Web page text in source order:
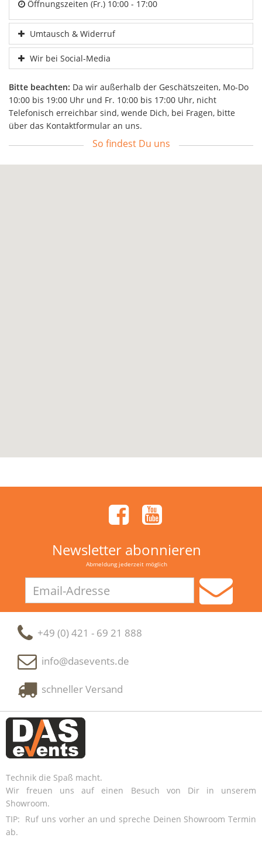
Öffnungszeiten (Fr.) 10:00 - 17:00
Umtausch & Widerruf
Wir bei Social-Media
Bitte beachten: Da wir außerhalb der Geschätszeiten, Mo-Do
10:00 bis 19:00 Uhr und Fr. 10:00 bis 17:00 Uhr, nicht
Telefonisch erreichbar sind, wende Dich, bei Fragen, bitte
über das Kontaktformular an uns.
So findest Du uns
Newsletter abonnieren
Abmeldung jederzeit möglich
Adresse
+49 (0) 421 - 69 21 888
info@dasevents.de
schneller Versand
Technik die Spaß macht.
Wir freuen uns auf einen Besuch von Dir in unserem
Showroom.
TIP: Ruf uns vorher an und spreche Deinen Showroom Termin
ab.